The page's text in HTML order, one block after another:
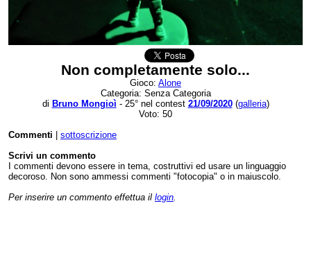
Non completamente solo...
Gioco: Alone
Categoria: Senza Categoria
di Bruno Mongioì - 25° nel contest 21/09/2020(galleria)
Voto: 50
Commenti
sottoscrizione
Scrivi un commento
I commenti devono essere in tema, costruttivi ed usare un linguaggio
decoroso. Non sono ammessi commenti "fotocopia" o in maiuscolo.
Per inserire un commento effettua il login